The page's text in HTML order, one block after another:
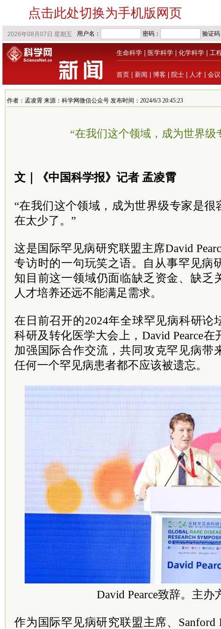
点击此处切换为手机版网页
生命科学 医学科学 化学科学 工
首页 新闻 博客 院士 人才 会议
作者：孟凌霄 来源：科学网微信公众号 发布时间：2024/6/3 20:45:23
“在我们这个领域，成为世界级
文｜《中国科学报》记者 孟凌霄
“在我们这个领域，成为世界级专家是
在太少了。”
这是国际罕见病研究联盟主席David
专访时的一句玩笑之语。自从事罕见病
知目前这一领域仍面临缺乏资金、缺乏
人才培养还远不能满足需求。
在日前召开的2024年全球罕见病科研论
科研及转化医学大会上，David Pearce
加强国际合作交流，共同攻克罕见病带
任何一个罕见病患者都不应该被遗忘。
David Pearce致辞。主办
作为国际罕见病研究联盟主席、Sanford